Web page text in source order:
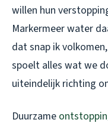
willen hun
Markermeer water
dat snap ik
spoelt alles wat we
uiteindelijk richting
Duurzame